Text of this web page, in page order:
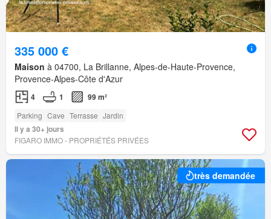
335 000 €
Maison à 04700, La Brillanne, Alpes-de-Haute-Provence,
Provence-Alpes-Côte d'Azur
4 1 99 m²
Parking Cave Terrasse Jardin
Il y a 30+ jours
FIGARO IMMO - PROPRIÉTÉS PRIVÉES
très demandée